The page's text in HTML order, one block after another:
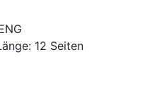
12 Seiten